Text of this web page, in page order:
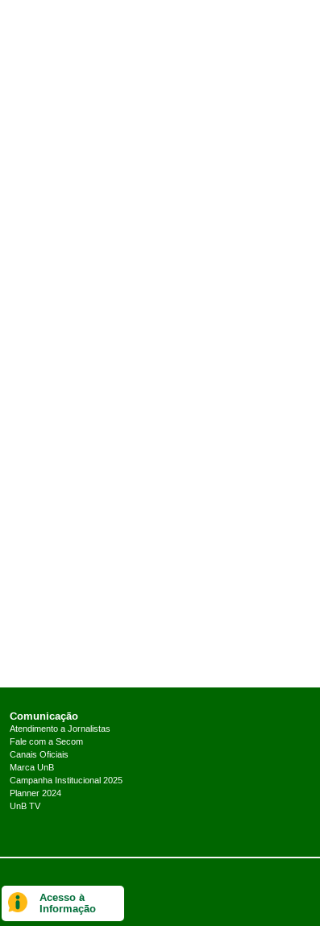
Comunicação
Atendimento a Jornalistas
Fale com a Secom
Canais Oficiais
Marca UnB
Campanha Institucional 2025
Planner 2024
UnB TV
Acesso à
Informação